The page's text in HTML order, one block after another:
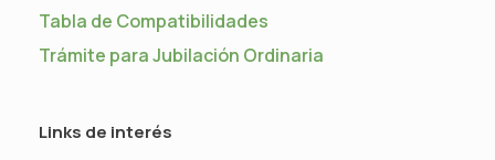
Tabla de Compatibilidades
Trámite para Jubilación Ordinaria
Links de interés